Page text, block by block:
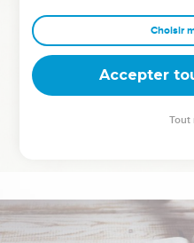
clés pour avancer avec plus
deviennent vos tremplins.
équipe, un groupe ou une
Choisir
Accepter
Tout